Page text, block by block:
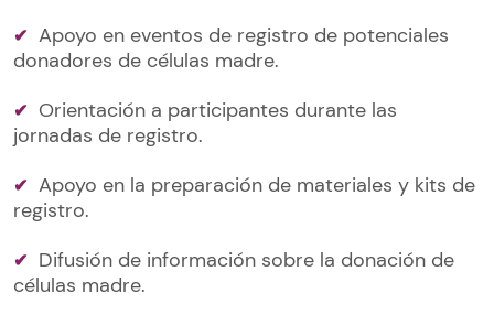
Apoyo en eventos de registro de potenciales
donadores de células madre.
Orientación a participantes durante las
jornadas de registro.
Apoyo en la preparación de materiales y kits de
registro.
Difusión de información sobre la donación de
células madre.